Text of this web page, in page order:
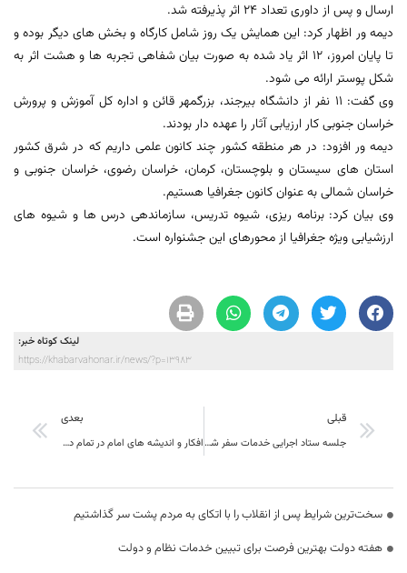
ارسال و پس از داوری تعداد 24 اثر پذیرفته شد.
دیمه ور اظهار کرد: این همایش یک روز شامل کارگاه و بخش های دیگر بوده و
تا پایان امروز، 12 اثر یاد شده به صورت بیان شفاهی تجربه ها و هشت اثر به
شکل پوستر ارائه می شود.
وی گفت: 11 نفر از دانشگاه بیرجند، بزرگمهر قائن و اداره کل آموزش و پرورش
خراسان جنوبی کار ارزیابی آثار را عهده دار بودند.
دیمه ور افزود: در هر منطقه کشور چند کانون علمی داریم که در شرق کشور
استان های سیستان و بلوچستان، کرمان، خراسان رضوی، خراسان جنوبی و
خراسان شمالی به عنوان کانون جغرافیا هستیم.
وی بیان کرد: برنامه ریزی، شیوه تدریس، سازماندهی درس ها و شیوه های
ارزشیابی ویژه جغرافیا از محورهای این جشنواره است.
لینک کوتاه خبر:
https://khabarvahonar.ir/news/?p=13983
قبلی
جلسه ستاد اجرایی خدمات سفر شهرستان بیرجند برگزار گردید
بعدی
افکار و اندیشه های امام در تمام دنیا نفوذ کرده است
سخت‌ترین شرایط پس از انقلاب را با اتکای به مردم پشت سر گذاشتیم
هفته دولت بهترین فرصت برای تبیین خدمات نظام و دولت